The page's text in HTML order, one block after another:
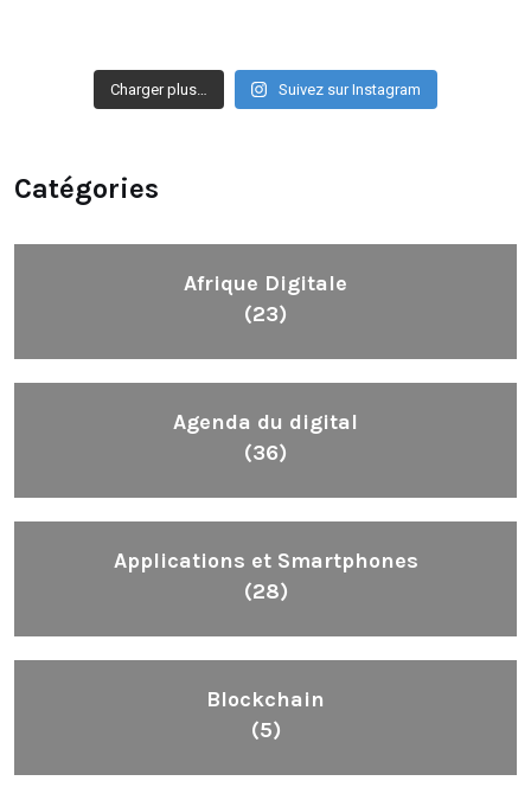
Charger plus… Suivez sur Instagram
Catégories
Afrique Digitale
(23)
Agenda du digital
(36)
Applications et Smartphones
(28)
Blockchain
(5)